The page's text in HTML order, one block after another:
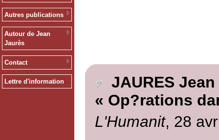
Autres publications
Autour de Jean
Jaurès
Contact
Lettre d'information
JAURES Jean
« Op?rations
L'Humanit, 28